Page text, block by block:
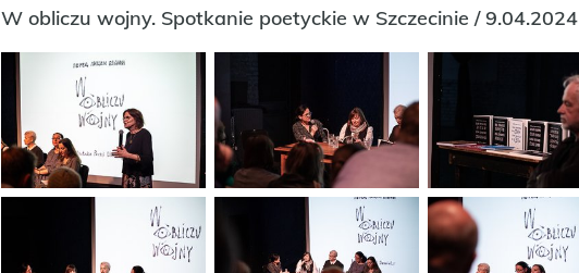
W obliczu wojny. Spotkanie poetyckie w Szczecinie / 9.04.2024